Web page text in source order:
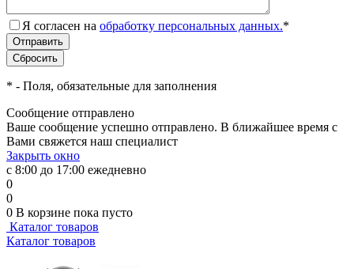
Я согласен на обработку персональных данных.*
* - Поля, обязательные для заполнения
Сообщение отправлено
Ваше сообщение успешно отправлено. В ближайшее время с
Вами свяжется наш специалист
Закрыть окно
с 8:00 до 17:00 ежедневно
0
0
0 В корзине пока пусто
Каталог товаров
Каталог товаров